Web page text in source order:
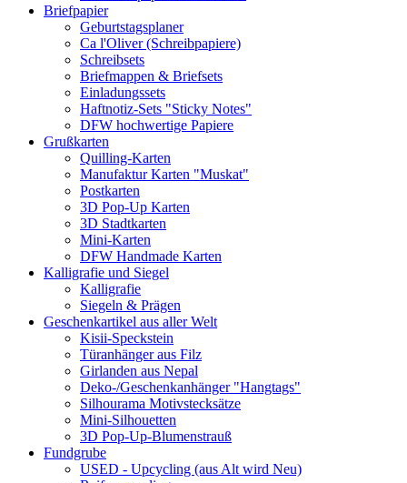
Briefpapier
Geburtstagsplaner
Ca l'Oliver (Schreibpapiere)
Schreibsets
Briefmappen & Briefsets
Einladungssets
Haftnotiz-Sets "Sticky Notes"
DFW hochwertige Papiere
Grußkarten
Quilling-Karten
Manufaktur Karten "Muskat"
Postkarten
3D Pop-Up Karten
3D Stadtkarten
Mini-Karten
DFW Handmade Karten
Kalligrafie und Siegel
Kalligrafie
Siegeln & Prägen
Geschenkartikel aus aller Welt
Kisii-Speckstein
Türanhänger aus Filz
Girlanden aus Nepal
Deko-/Geschenkanhänger "Hangtags"
Silhourama Motivstecksätze
Mini-Silhouetten
3D Pop-Up-Blumenstrauß
Fundgrube
USED - Upcycling (aus Alt wird Neu)